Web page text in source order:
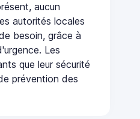
aucun
autorités locales
besoin, grâce à
Les
que leur sécurité
prévention des